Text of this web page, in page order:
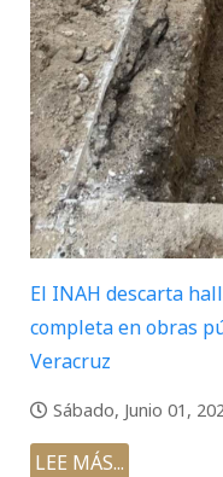
El INAH descarta
completa en obras
Veracruz
Sábado, Junio 01,
LEE MÁS...